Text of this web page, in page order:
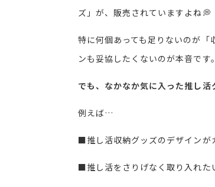
ズ」が、販売されていますよね💭
特に何個あっても足りないのが
ンも妥協したくないのが本音です。
でも、なかなか気に入った推し
例えば…
■推し活収納グッズのデザインが
■推し活をさりげなく取り入れた